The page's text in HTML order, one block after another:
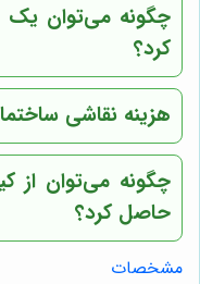
چگونه می‌توان یک
کرد؟
هزینه نقاشی
چگونه می‌توان از
حاصل کرد؟
مشخصات